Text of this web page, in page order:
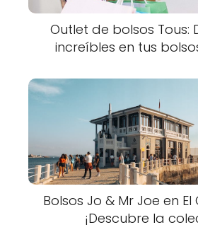
Outlet de bolsos Tous:
increíbles en tus
Bolsos Jo & Mr Joe en
¡Descubre la